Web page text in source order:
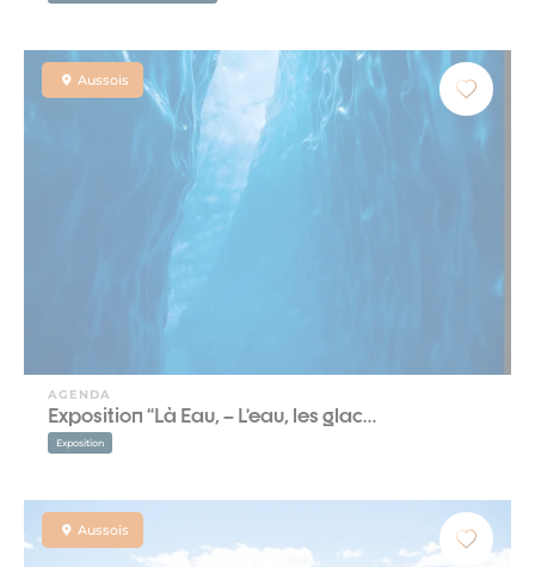
Aussois
AGENDA
Exposition “Là Eau, – L’eau, les glac…
Exposition
Aussois